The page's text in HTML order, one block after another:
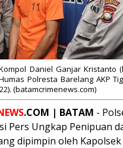
Daniel Ganjar Kristanto
Polresta Barelang AKP
(batamcrimenews.com)
.COM | BATAM -
Pers Ungkap Penipuan
dipimpin oleh